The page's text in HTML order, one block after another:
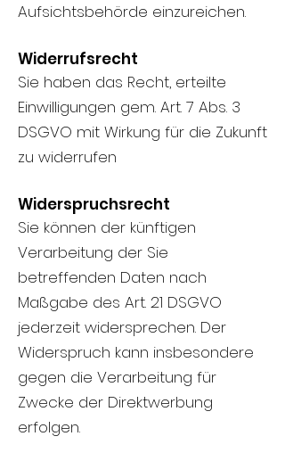
Aufsichtsbehörde einzureichen.
Widerrufsrecht
Sie haben das Recht, erteilte
Einwilligungen gem. Art. 7 Abs. 3
DSGVO mit Wirkung für die Zukunft
zu widerrufen
Widerspruchsrecht
Sie können der künftigen
Verarbeitung der Sie
betreffenden Daten nach
Maßgabe des Art. 21 DSGVO
jederzeit widersprechen. Der
Widerspruch kann insbesondere
gegen die Verarbeitung für
Zwecke der Direktwerbung
erfolgen.